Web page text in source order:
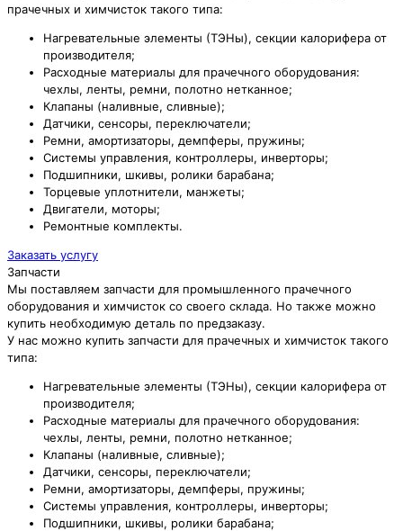
прачечных и химчисток такого типа:
Нагревательные элементы (ТЭНы), секции калорифера от
производителя;
Расходные материалы для прачечного оборудования:
чехлы, ленты, ремни, полотно нетканное;
Клапаны (наливные, сливные);
Датчики, сенсоры, переключатели;
Ремни, амортизаторы, демпферы, пружины;
Системы управления, контроллеры, инверторы;
Подшипники, шкивы, ролики барабана;
Торцевые уплотнители, манжеты;
Двигатели, моторы;
Ремонтные комплекты.
Заказать услугу
Запчасти
Мы поставляем запчасти для промышленного прачечного
оборудования и химчисток со своего склада. Но также можно
купить необходимую деталь по предзаказу.
У нас можно купить запчасти для прачечных и химчисток такого
типа:
Нагревательные элементы (ТЭНы), секции калорифера от
производителя;
Расходные материалы для прачечного оборудования:
чехлы, ленты, ремни, полотно нетканное;
Клапаны (наливные, сливные);
Датчики, сенсоры, переключатели;
Ремни, амортизаторы, демпферы, пружины;
Системы управления, контроллеры, инверторы;
Подшипники, шкивы, ролики барабана;